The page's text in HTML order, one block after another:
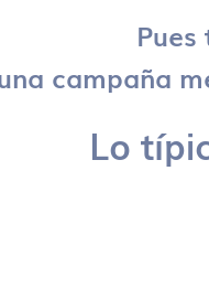
campaña
Lo